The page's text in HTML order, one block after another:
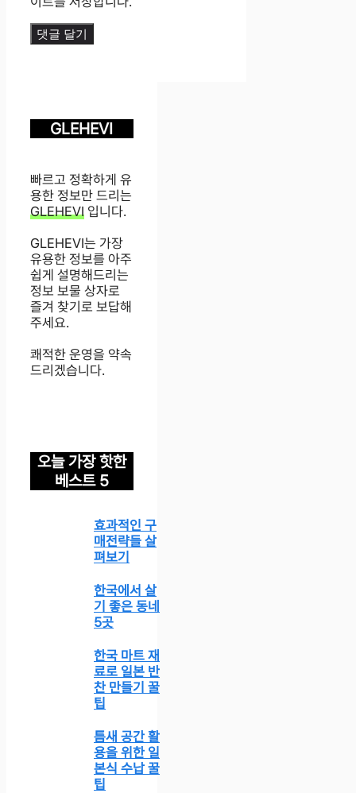
GLEHEVI
빠르고 정확하게 유
용한 정보만 드리는
GLEHEVI 입니다.
GLEHEVI는 가장
유용한 정보를 아주
쉽게 설명해드리는
정보 보물 상자로
즐겨 찾기로 보답해
주세요.
쾌적한 운영을 약속
드리겠습니다.
오늘 가장 핫한
베스트 5
효과적인 구
매전략들 살
펴보기
한국에서 살
기 좋은 동네
5곳
한국 마트 재
료로 일본 반
찬 만들기 꿀
팁
틈새 공간 활
용을 위한 일
본식 수납 꿀
팁